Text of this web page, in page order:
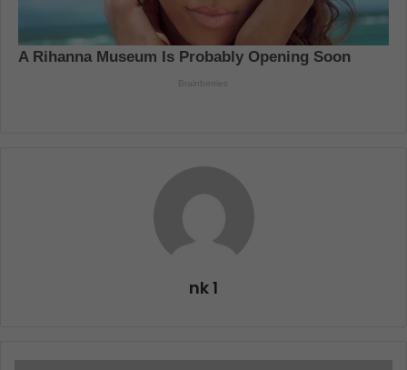
nk 1